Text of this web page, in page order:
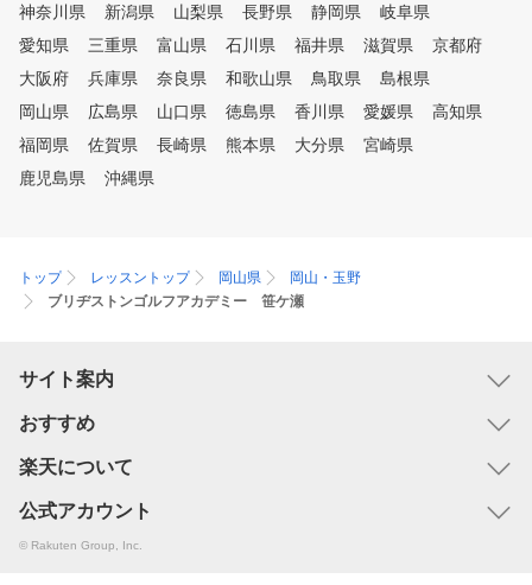
させて頂きます。 課題や
み解決に向けて、無理な
三脚で歩めるような指導
けています。 道具やウェアの
無料貸し出しも行ってい
にも安心して通うことが
神奈川県
新潟県 山梨県 長野県 静岡県
岐阜県
愛知県
三重県 富山県 石川県 福井県 滋賀県
京都府
大阪府
兵庫県 奈良県 和歌山県 鳥取県
島根県
岡山県
広島県 山口県 徳島県 香川県 愛媛県
高知県
福岡県
佐賀県 長崎県 熊本県 大分県
宮崎県
鹿児島県
沖縄県
トップ レッスントップ 岡山県
岡山・玉野
ブリヂストンゴルフアカデミー 笹ケ瀬
サイト案内
おすすめ
楽天について
公式アカウント
© Rakuten Group, Inc.